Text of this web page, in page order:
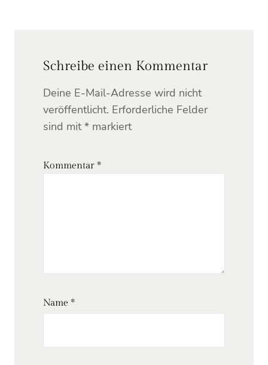
Schreibe einen Kommentar
Deine E-Mail-Adresse wird nicht
veröffentlicht. Erforderliche Felder
sind mit* markiert
Kommentar *
Name *